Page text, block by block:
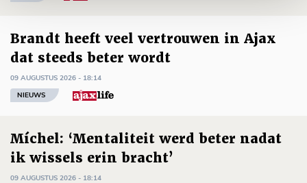
Brandt heeft veel vertrouwen in Ajax
dat steeds beter wordt
09 AUGUSTUS 2026 - 18:14
NIEUWS
Míchel: ‘Mentaliteit werd beter nadat
ik wissels erin bracht’
09 AUGUSTUS 2026 - 18:14